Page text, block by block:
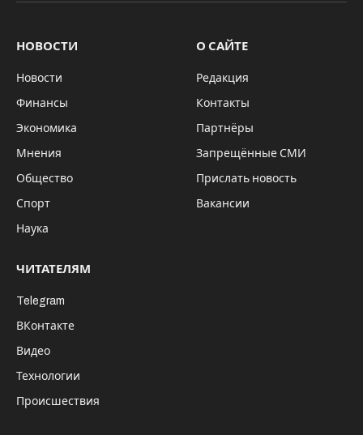
НОВОСТИ
Новости
Финансы
Экономика
Мнения
Общество
Спорт
Наука
О САЙТЕ
Редакция
Контакты
Партнёры
Запрещённые СМИ
Прислать новость
Вакансии
ЧИТАТЕЛЯМ
Telegram
ВКонтакте
Видео
Технологии
Происшествия